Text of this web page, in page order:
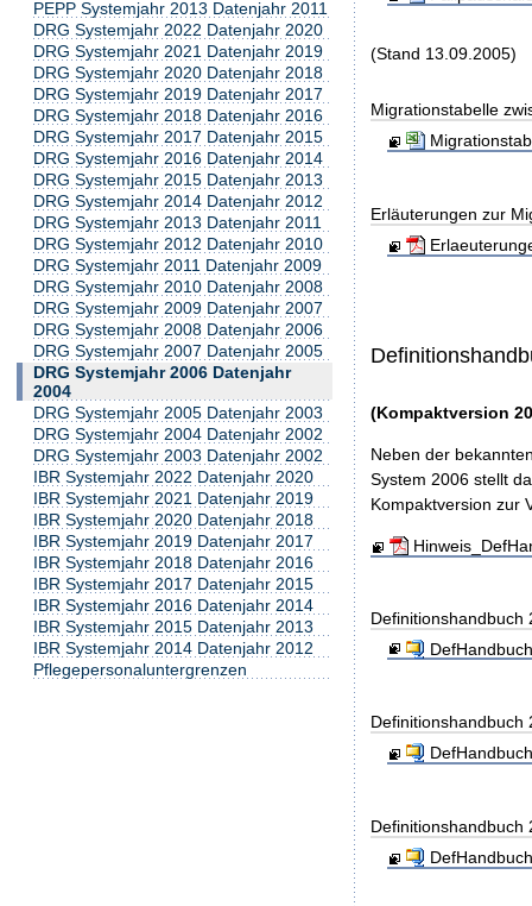
(Stand 13.09.2005)
Migrationstabelle
Erläuterungen zur
(Kompaktversion
Neben der
System 2006 stellt
Kompaktversion zur
Definitionshandbuch
Definitionshandbuch
Definitionshandbuch
PEPP Systemjahr 2013 Datenjahr 2011
DRG Systemjahr 2022 Datenjahr 2020
DRG Systemjahr 2021 Datenjahr 2019
DRG Systemjahr 2020 Datenjahr 2018
DRG Systemjahr 2019 Datenjahr 2017
DRG Systemjahr 2018 Datenjahr 2016
DRG Systemjahr 2017 Datenjahr 2015
DRG Systemjahr 2016 Datenjahr 2014
DRG Systemjahr 2015 Datenjahr 2013
DRG Systemjahr 2014 Datenjahr 2012
DRG Systemjahr 2013 Datenjahr 2011
DRG Systemjahr 2012 Datenjahr 2010
DRG Systemjahr 2011 Datenjahr 2009
DRG Systemjahr 2010 Datenjahr 2008
DRG Systemjahr 2009 Datenjahr 2007
DRG Systemjahr 2008 Datenjahr 2006
DRG Systemjahr 2007 Datenjahr 2005
DRG Systemjahr 2006 Datenjahr
2004
DRG Systemjahr 2005 Datenjahr 2003
DRG Systemjahr 2004 Datenjahr 2002
DRG Systemjahr 2003 Datenjahr 2002
IBR Systemjahr 2022 Datenjahr 2020
IBR Systemjahr 2021 Datenjahr 2019
IBR Systemjahr 2020 Datenjahr 2018
IBR Systemjahr 2019 Datenjahr 2017
IBR Systemjahr 2018 Datenjahr 2016
IBR Systemjahr 2017 Datenjahr 2015
IBR Systemjahr 2016 Datenjahr 2014
IBR Systemjahr 2015 Datenjahr 2013
IBR Systemjahr 2014 Datenjahr 2012
Pflegepersonaluntergrenzen